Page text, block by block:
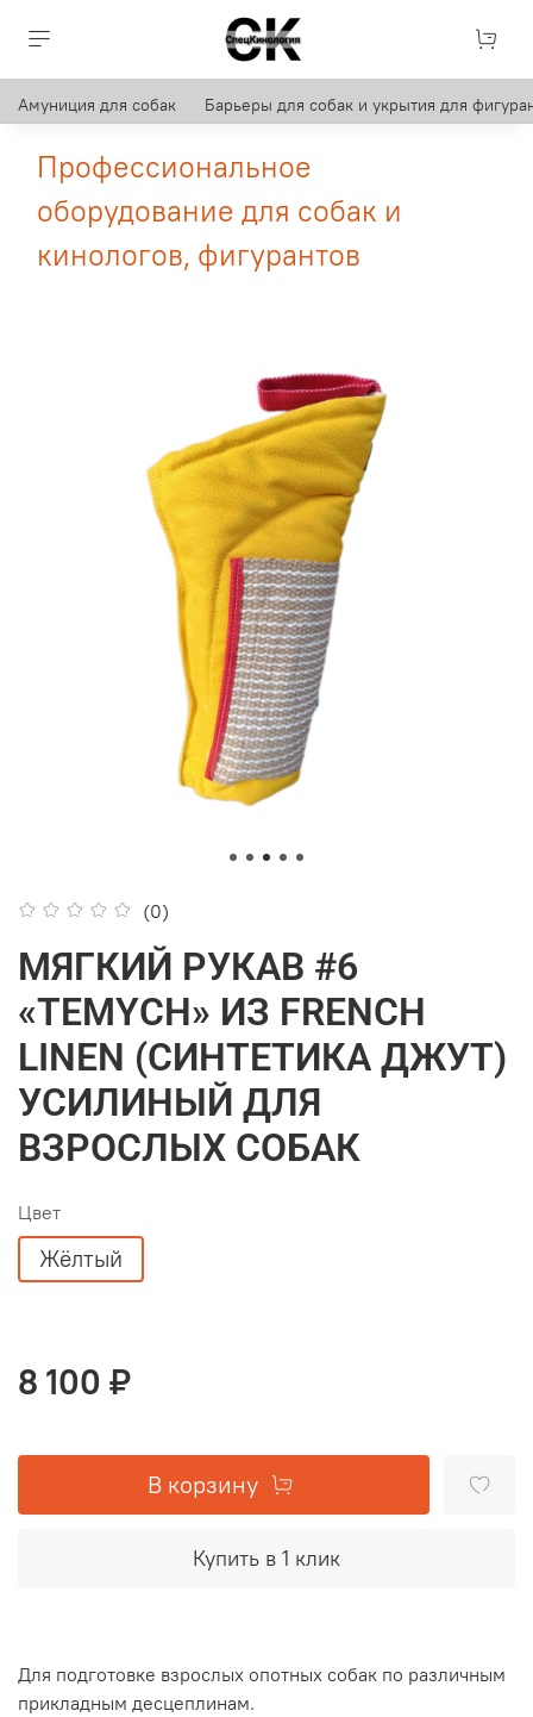
Амуниция для собак Барьеры для собак и укрытия для
Профессиональное
оборудование для собак и
кинологов, фигурантов
(0)
МЯГКИЙ РУКАВ #6
«TEMYCH» ИЗ FRENCH
LINEN (СИНТЕТИКА ДЖУТ)
УСИЛИНЫЙ ДЛЯ
ВЗРОСЛЫХ СОБАК
Цвет
Жëлтый
8 100 ₽
В корзину
Купить в 1 клик
Для подготовке взрослых опотных собак по различным
прикладным десцеплинам.